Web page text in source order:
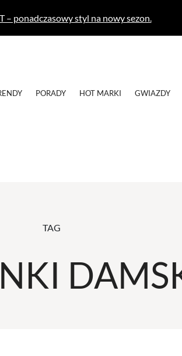
– ponadczasowy styl na nowy sezon.
PORADY HOT MARKI GWIAZDY
TAG